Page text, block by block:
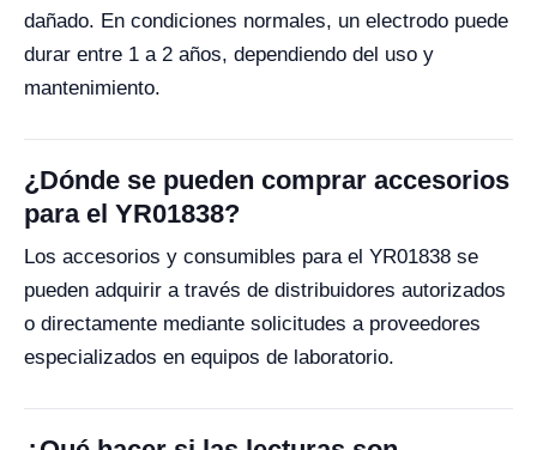
dañado. En condiciones normales, un electrodo puede
durar entre 1 a 2 años, dependiendo del uso y
mantenimiento.
¿Dónde se pueden comprar accesorios
para el YR01838?
Los accesorios y consumibles para el YR01838 se
pueden adquirir a través de distribuidores autorizados
o directamente mediante solicitudes a proveedores
especializados en equipos de laboratorio.